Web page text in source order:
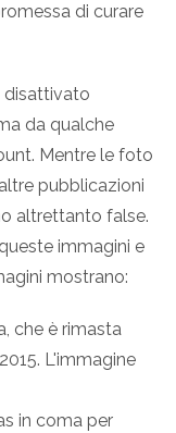
di curare
disattivato
da qualche
Mentre le foto
pubblicazioni
altrettanto false.
immagini e
mostrano:
che è rimasta
L'immagine
in coma per